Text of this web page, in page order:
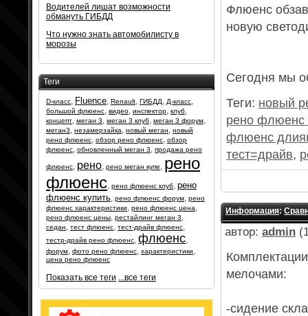
Флюенс
новую
Сегодня мы
Теги: новый
рено флюенс
флюенс
тест=драйв,
Информация:
автор: admin
мелочами:
-сидение
Водителей лишат возможности
обмануть ГИБДД
Что нужно знать автомобилисту в
морозы
Теги
D-класс, Fluence, Renault, ГИБДД, Д-класс,
большой флюенс, видео, инспектор, клуб,
концепт, меган 3, меган 3 клуб, меган 3 форум,
меган3, незамерзайка, новый меган, новый
рено флюенс, обзор рено флюенс, обзор
флюенс, обновленный меган 3, продажа рено
флюенс, рено, рено меган купе, рено
флюенс, рено флюенс клуб, рено
флюенс купить, рено флюенс форум, рено
флюенс характеристики, рено флюенс цена,
рено флюенс цены, рестайлинг меган 3,
седан, тест флюенс, тест-драйв флюенс,
тестр-драйв рено флюенс, флюенс,
форум, фото рено флюенс, характеристики,
цена рено флюенс
Показать все теги ...все теги